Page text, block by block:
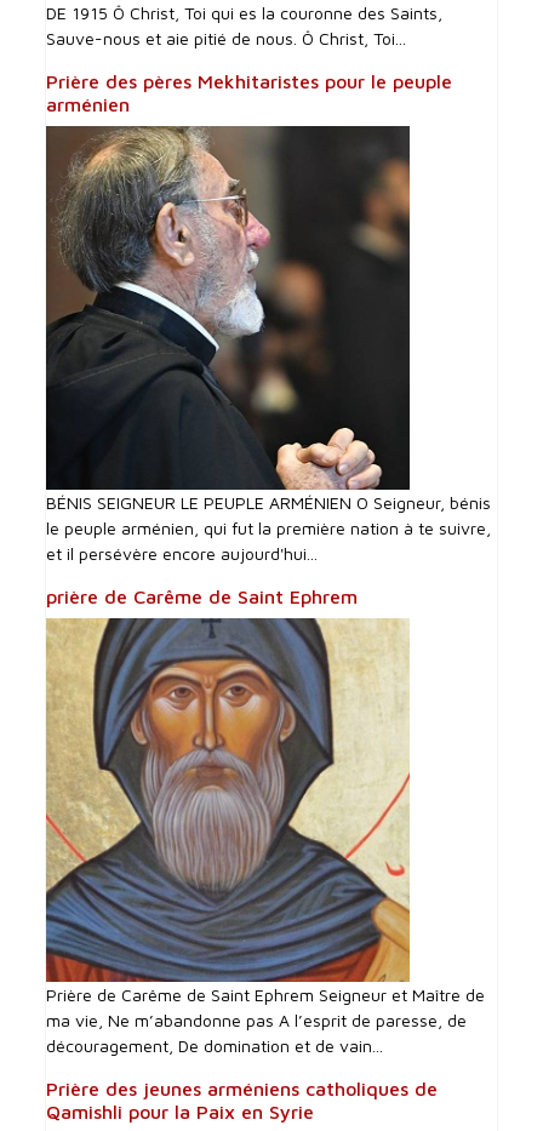
DE 1915 Ô Christ, Toi qui es la couronne des Saints,
Sauve-nous et aie pitié de nous. Ô Christ, Toi...
Prière des pères Mekhitaristes pour le peuple
arménien
BÉNIS SEIGNEUR LE PEUPLE ARMÉNIEN O Seigneur, bénis
le peuple arménien, qui fut la première nation à te suivre,
et il persévère encore aujourd'hui...
prière de Carême de Saint Ephrem
Prière de Carême de Saint Ephrem Seigneur et Maître de
ma vie, Ne m’abandonne pas A l’esprit de paresse, de
découragement, De domination et de vain...
Prière des jeunes arméniens catholiques de
Qamishli pour la Paix en Syrie